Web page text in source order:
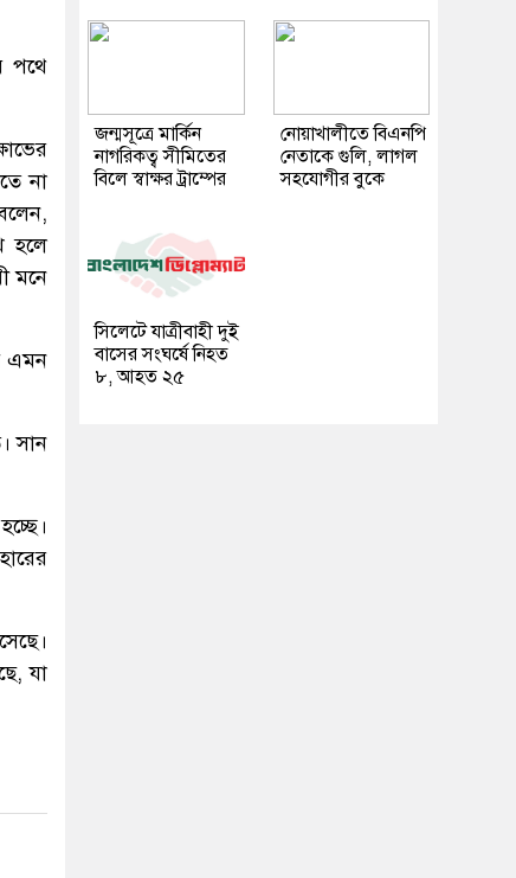
পথে
না
হলে
মনে
এমন
সান
যা
জন্মসূত্রে মার্কিন
নাগরিকত্ব সীমিতের
বিলে স্বাক্ষর ট্রাম্পের
নোয়াখালীতে বিএনপি
নেতাকে গুলি, লাগল
সহযোগীর বুকে
সিলেটে যাত্রীবাহী দুই
বাসের সংঘর্ষে নিহত
৮, আহত ২৫